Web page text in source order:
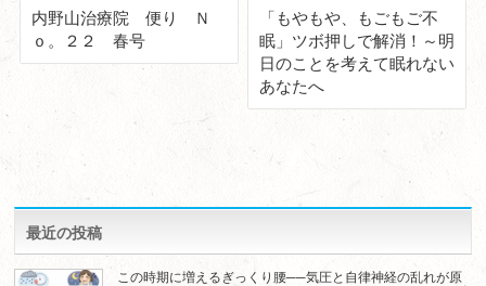
内野山治療院 便り Ｎ
ｏ。２２ 春号
「もやもや、もごもご不
眠」ツボ押しで解消！～明
日のことを考えて眠れない
あなたへ
最近の投稿
この時期に増えるぎっくり腰──気圧と自律神経の乱れが原